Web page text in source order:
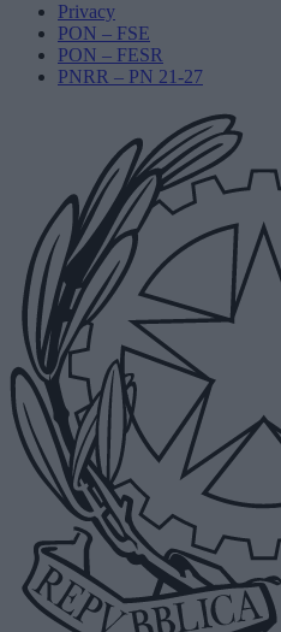
Privacy
PON – FSE
PON – FESR
PNRR – PN 21-27